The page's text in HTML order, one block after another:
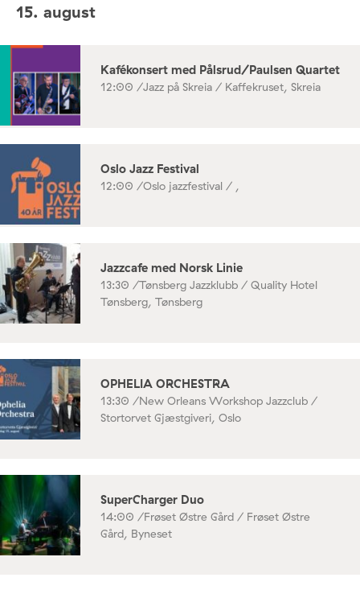
15. august
Kafékonsert med Pålsrud/Paulsen Quartet
12:00 /Jazz på Skreia / Kaffekruset, Skreia
Oslo Jazz Festival
12:00 /Oslo jazzfestival / ,
Jazzcafe med Norsk Linie
13:30 /Tønsberg Jazzklubb / Quality Hotel
Tønsberg, Tønsberg
OPHELIA ORCHESTRA
13:30 /New Orleans Workshop Jazzclub /
Stortorvet Gjæstgiveri, Oslo
SuperCharger Duo
14:00 /Frøset Østre Gård / Frøset Østre
Gård, Byneset